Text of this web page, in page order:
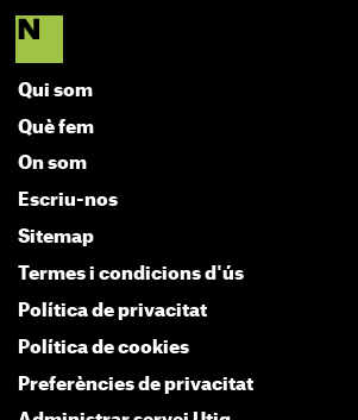
Qui som
Què fem
On som
Escriu-nos
Sitemap
Termes i condicions d'ús
Política de privacitat
Política de cookies
Preferències de privacitat